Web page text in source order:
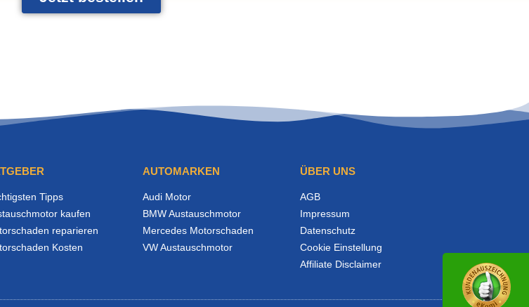
Tipps
kaufen
reparieren
Kosten
AUTOMARKEN
Audi Motor
BMW Austauschmotor
Mercedes Motorschaden
VW Austauschmotor
ÜBER UNS
AGB
Impressum
Datenschutz
Cookie Einstellung
Affiliate Disclaimer